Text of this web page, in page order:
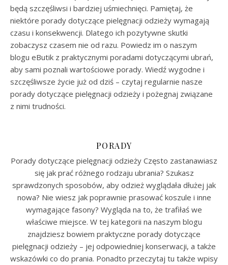
będą szczęśliwsi i bardziej uśmiechnięci. Pamiętaj, że
niektóre porady dotyczące pielęgnacji odzieży wymagają
czasu i konsekwencji. Dlatego ich pozytywne skutki
zobaczysz czasem nie od razu. Powiedz im o naszym
blogu eButik z praktycznymi poradami dotyczącymi ubrań,
aby sami poznali wartościowe porady. Wiedź wygodne i
szczęśliwsze życie już od dziś – czytaj regularnie nasze
porady dotyczące pielęgnacji odzieży i pożegnaj związane
z nimi trudności.
PORADY
Porady dotyczące pielęgnacji odzieży Często zastanawiasz
się jak prać różnego rodzaju ubrania? Szukasz
sprawdzonych sposobów, aby odzież wyglądała dłużej jak
nowa? Nie wiesz jak poprawnie prasować koszule i inne
wymagające fasony? Wygląda na to, że trafiłaś we
właściwe miejsce. W tej kategorii na naszym blogu
znajdziesz bowiem praktyczne porady dotyczące
pielęgnacji odzieży – jej odpowiedniej konserwacji, a także
wskazówki co do prania. Ponadto przeczytaj tu także wpisy